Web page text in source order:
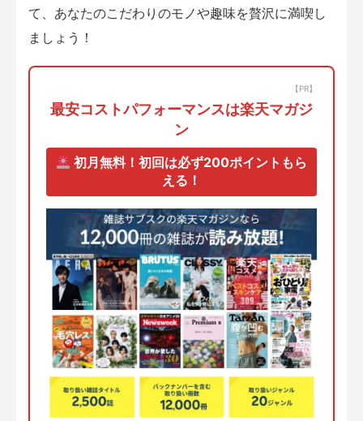
て、あなたのこだわりのモノや趣味を贅沢に満喫し
ましょう！
【PR】
最安コストパフォーマンスは楽天マガジ
ン
初月無料！初回は必ず200ポイントもら
える！